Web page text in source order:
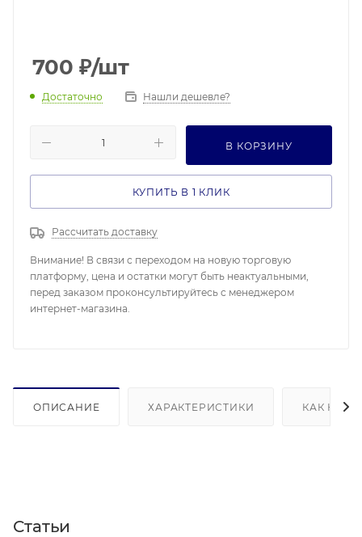
700 ₽/шт
Достаточно Нашли дешевле?
В КОРЗИНУ
КУПИТЬ В 1 КЛИК
Рассчитать доставку
Внимание! В связи с переходом на новую торговую
платформу, цена и остатки могут быть неактуальными,
перед заказом проконсультируйтесь с менеджером
интернет-магазина.
ОПИСАНИЕ ХАРАКТЕРИСТИКИ КАК
Статьи